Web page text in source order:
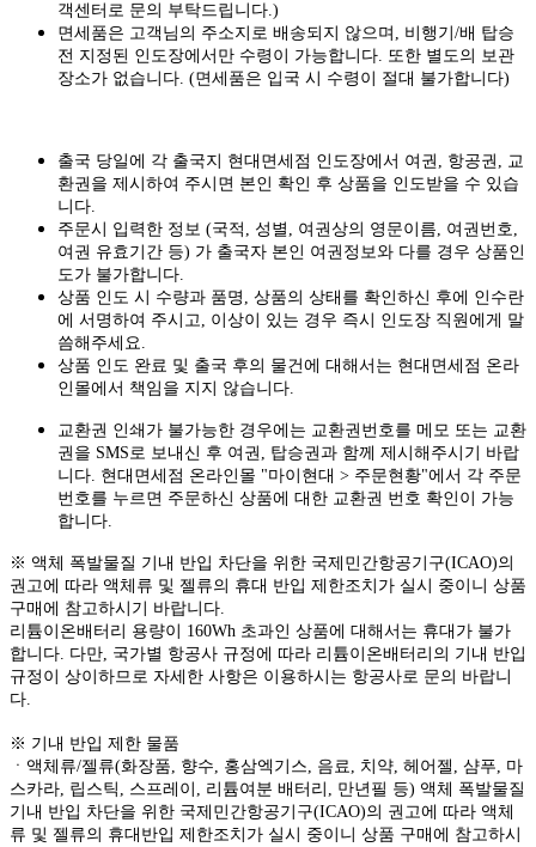
객센터로 문의 부탁드립니다.)
면세품은 고객님의 주소지로 배송되지 않으며, 비행기/배 탑승
전 지정된 인도장에서만 수령이 가능합니다. 또한 별도의 보관
장소가 없습니다. (면세품은 입국 시 수령이 절대 불가합니다)
출국 당일에 각 출국지 현대면세점 인도장에서 여권, 항공권, 교
환권을 제시하여 주시면 본인 확인 후 상품을 인도받을 수 있습
니다.
주문시 입력한 정보 (국적, 성별, 여권상의 영문이름, 여권번호,
여권 유효기간 등) 가 출국자 본인 여권정보와 다를 경우 상품인
도가 불가합니다.
상품 인도 시 수량과 품명, 상품의 상태를 확인하신 후에 인수란
에 서명하여 주시고, 이상이 있는 경우 즉시 인도장 직원에게 말
씀해주세요.
상품 인도 완료 및 출국 후의 물건에 대해서는 현대면세점 온라
인몰에서 책임을 지지 않습니다.
교환권 인쇄가 불가능한 경우에는 교환권번호를 메모 또는 교환
권을 SMS로 보내신 후 여권, 탑승권과 함께 제시해주시기 바랍
니다. 현대면세점 온라인몰 "마이현대 > 주문현황"에서 각 주문
번호를 누르면 주문하신 상품에 대한 교환권 번호 확인이 가능
합니다.
※ 액체 폭발물질 기내 반입 차단을 위한 국제민간항공기구(ICAO)의
권고에 따라 액체류 및 젤류의 휴대 반입 제한조치가 실시 중이니 상품
구매에 참고하시기 바랍니다.
리튬이온배터리 용량이 160Wh 초과인 상품에 대해서는 휴대가 불가
합니다. 다만, 국가별 항공사 규정에 따라 리튬이온배터리의 기내 반입
규정이 상이하므로 자세한 사항은 이용하시는 항공사로 문의 바랍니
다.
※ 기내 반입 제한 물품
ㆍ액체류/젤류(화장품, 향수, 홍삼엑기스, 음료, 치약, 헤어젤, 샴푸, 마
스카라, 립스틱, 스프레이, 리튬여분 배터리, 만년필 등) 액체 폭발물질
기내 반입 차단을 위한 국제민간항공기구(ICAO)의 권고에 따라 액체
류 및 젤류의 휴대반입 제한조치가 실시 중이니 상품 구매에 참고하시